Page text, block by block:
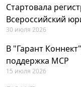
Стартовала
Всероссийский
30 июля 2026
В "Гарант
поддержка MCP
15 июля 2026